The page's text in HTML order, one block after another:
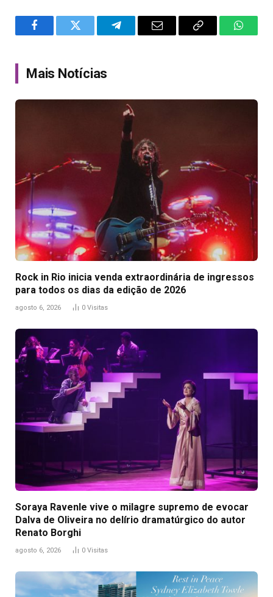
FacebookTwitter TelegramEmail
Copy
Mais Notícias
Rock in Rio inicia venda extraordinária de ingressos
para todos os dias da edição de 2026
agosto 6, 2026 0 Visitas
Soraya Ravenle vive o milagre supremo de evocar
Dalva de Oliveira no delírio dramatúrgico do autor
Renato Borghi
agosto 6, 2026 0 Visitas